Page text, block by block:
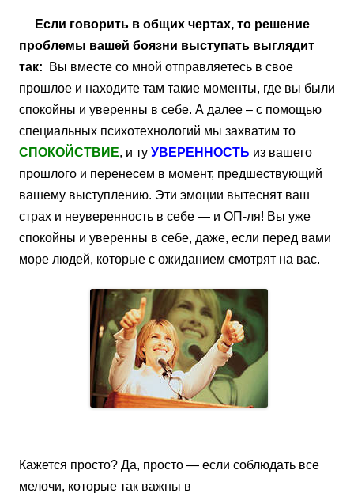
Если говорить в общих чертах, то решение
проблемы вашей боязни выступать выглядит
так:
Вы вместе со мной отправляетесь в свое
прошлое и находите там такие моменты, где вы были
спокойны и уверенны в себе. А далее – с помощью
специальных психотехнологий мы захватим то
СПОКОЙСТВИЕ, и ту УВЕРЕННОСТЬ из вашего
прошлого и перенесем в момент, предшествующий
вашему выступлению. Эти эмоции вытеснят ваш
страх и неуверенность в себе — и ОП-ля! Вы уже
спокойны и уверенны в себе, даже, если перед вами
море людей, которые с ожиданием смотрят на вас.
Кажется просто? Да, просто — если соблюдать все
мелочи, которые так важны в